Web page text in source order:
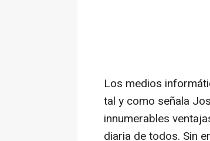
Los medios
tal y como señala
innumerables
diaria de todos. Sin